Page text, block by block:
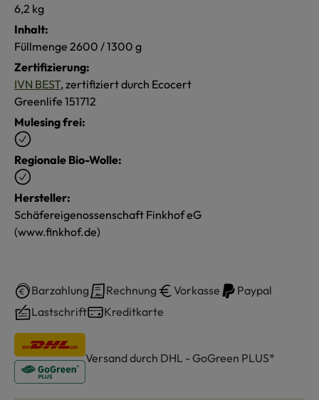
6,2 kg
Inhalt:
Füllmenge 2600 / 1300 g
Zertifizierung:
IVN BEST, zertifiziert durch Ecocert
Greenlife 151712
Mulesing frei:
Regionale Bio-Wolle:
Hersteller:
Schäfereigenossenschaft Finkhof eG
(www.finkhof.de)
Barzahlung Rechnung Vorkasse
Paypal
Lastschrift
Kreditkarte
Versand durch DHL - GoGreen PLUS*